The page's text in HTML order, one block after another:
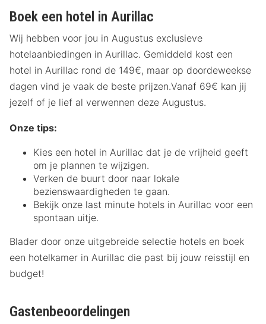
Boek een hotel in Aurillac
Wij hebben voor jou in Augustus exclusieve
hotelaanbiedingen in Aurillac. Gemiddeld kost een
hotel in Aurillac rond de 149€, maar op doordeweekse
dagen vind je vaak de beste prijzen.Vanaf 69€ kan jij
jezelf of je lief al verwennen deze Augustus.
Onze tips:
Kies een hotel in Aurillac dat je de vrijheid geeft
om je plannen te wijzigen.
Verken de buurt door naar lokale
bezienswaardigheden te gaan.
Bekijk onze last minute hotels in Aurillac voor een
spontaan uitje.
Blader door onze uitgebreide selectie hotels en boek
een hotelkamer in Aurillac die past bij jouw reisstijl en
budget!
Gastenbeoordelingen